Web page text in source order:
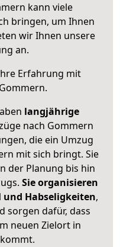
kann viele
bringen, um Ihnen
wir Ihnen unsere
an.
Erfahrung mit
Gommern.
langjährige
nach Gommern
die ein Umzug
mit sich bringt. Sie
der Planung bis hin
Sie organisieren
Habseligkeiten,
sorgen dafür, dass
neuen Zielort in